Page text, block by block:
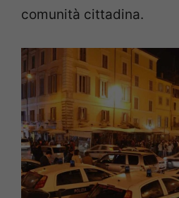
comunità cittadina.